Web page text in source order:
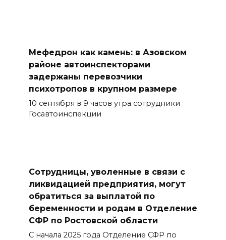
Мефедрон как камень: в Азовском
районе автоинспекторами
задержаны перевозчики
психотропов в крупном размере
10 сентября в 9 часов утра сотрудники
Госавтоинспекции
Сотрудницы, уволенные в связи с
ликвидацией предприятия, могут
обратиться за выплатой по
беременности и родам в Отделение
СФР по Ростовской области
С начала 2025 года Отделение СФР по